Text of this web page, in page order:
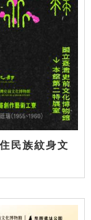
民族紋身文